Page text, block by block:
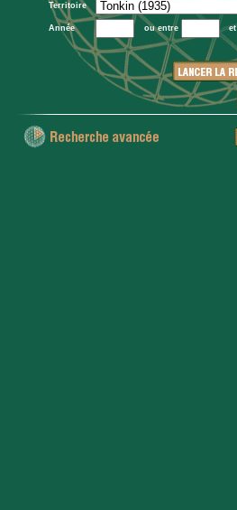
Territoire
Année ou entre et